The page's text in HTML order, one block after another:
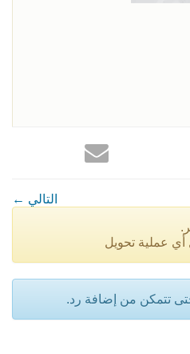
← التالي
أي عملية تحويل
تتمكن من إضافة رد.